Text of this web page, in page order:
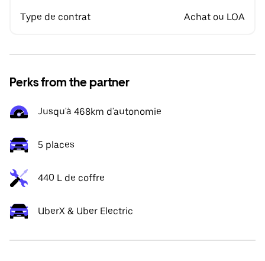
Type de contrat Achat ou LOA
Perks from the partner
Jusqu'à 468km d'autonomie
5 places
440 L de coffre
UberX & Uber Electric